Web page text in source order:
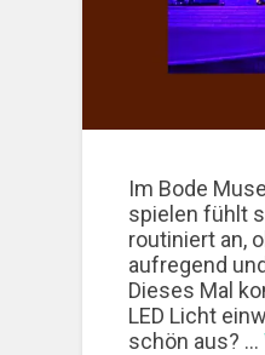
Im Bode
spielen fühlt
routiniert an,
aufregend
Dieses Mal
LED Licht
schön aus? …